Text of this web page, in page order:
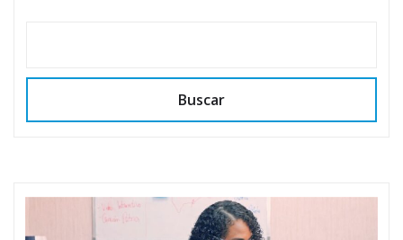
Buscar